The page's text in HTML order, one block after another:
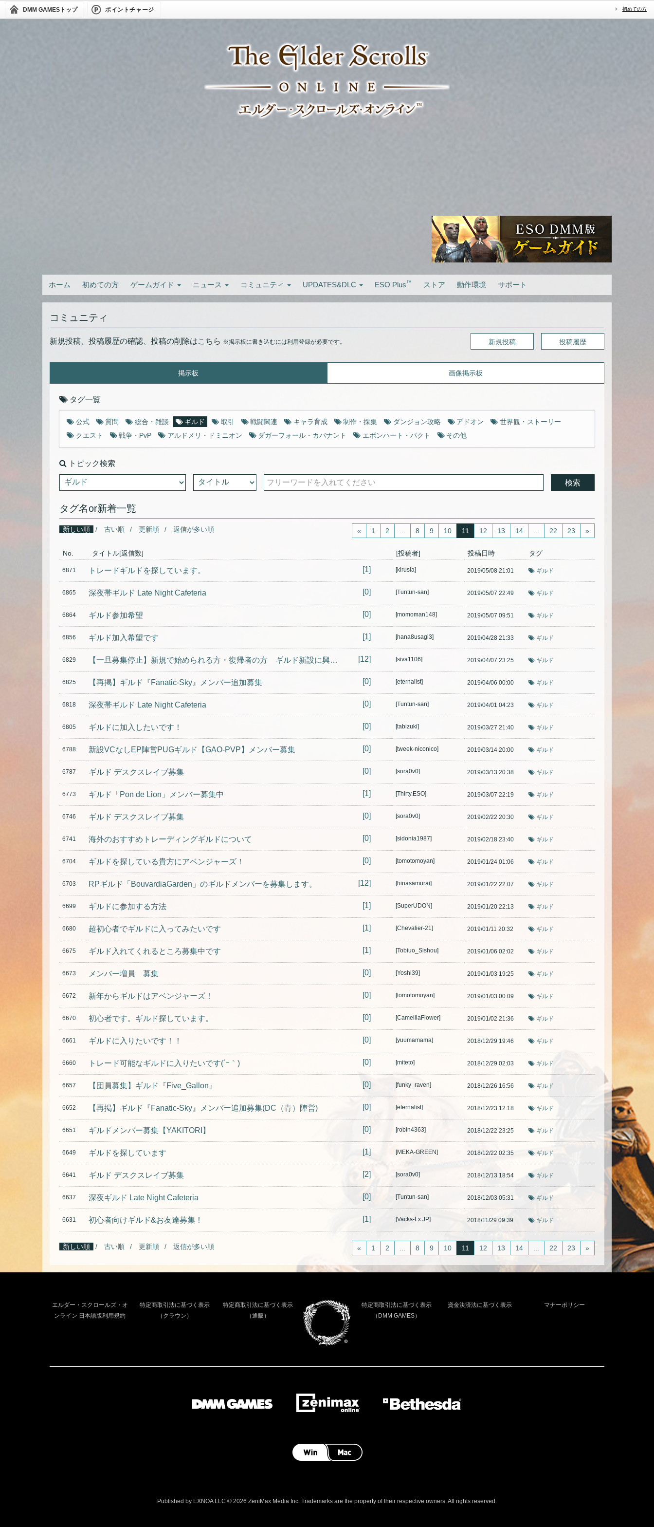
DMM GAMES トップ ポイントチャージ 初めての方
ホーム 初めての方 ゲームガイド ニュース コミュニティ UPDATES&DLC ESO Plus™ ストア 動作環境 サポート
コミュニティ
新規投稿、投稿履歴の確認、投稿の削除はこちら ※掲示板に書き込むには利用登録が必要です。 新規投稿 投稿履歴
掲示板 画像掲示板
タグ一覧
公式 質問 総合・雑談 ギルド 取引 戦闘関連 キャラ育成 制作・採集 ダンジョン攻略 アドオン
世界観・ストーリー
クエスト
戦争・PvP アルドメリ・ドミニオン ダガーフォール・カバナント エボンハート・パクト その他
トピック検索
タグ名or新着一覧
新しい順 古い順 更新順 返信が多い順 « 1 2 8 9 10 11 12 13 14 22 23 »
No. タイトル[返信数] [投稿者] 投稿日時 タグ
6871 トレードギルドを探しています。 [1] [kirusia] 2019/05/08 21:01 ギルド
6865 深夜帯ギルド Late Night Cafeteria [0] [Tuntun-san] 2019/05/07 22:49 ギルド
6864 ギルド参加希望 [0] [momoman148] 2019/05/07 09:51 ギルド
6856 ギルド加入希望です [1] [hana8usagi3] 2019/04/28 21:33 ギルド
6829 【一旦募集停止】新規で始められる方・復帰者の方 ギルド新設に興味ある方 [12] [siva1106] 2019/04/07 23:25 ギルド
6825 【再掲】ギルド『Fanatic-Sky』メンバー追加募集 [0] [eternalist] 2019/04/06 00:00 ギルド
6818 深夜帯ギルド Late Night Cafeteria [0] [Tuntun-san] 2019/04/01 04:23 ギルド
6805 ギルドに加入したいです！ [0] [tabizuki] 2019/03/27 21:40 ギルド
6788 新設VCなしEP陣営PUGギルド【GAO-PVP】メンバー募集 [0] [tweek-niconico] 2019/03/14 20:00 ギルド
6787 ギルド デスクスレイブ募集 [0] [sora0v0] 2019/03/13 20:38 ギルド
6773 ギルド「Pon de Lion」メンバー募集中 [1] [Thirty.ESO] 2019/03/07 22:19 ギルド
6746 ギルド デスクスレイブ募集 [0] [sora0v0] 2019/02/22 20:30 ギルド
6741 海外のおすすめトレーディングギルドについて [0] [sidonia1987] 2019/02/18 23:40 ギルド
6704 ギルドを探している貴方にアベンジャーズ！ [0] [tomotomoyan] 2019/01/24 01:06 ギルド
6703 RPギルド「BouvardiaGarden」のギルドメンバーを募集します。 [12] [hinasamurai] 2019/01/22 22:07 ギルド
6699 ギルドに参加する方法 [1] [SuperUDON] 2019/01/20 22:13 ギルド
6680 超初心者でギルドに入ってみたいです [1] [Chevalier-21] 2019/01/11 20:32 ギルド
6675 ギルド入れてくれるところ募集中です [1] [Tobiuo_Sishou] 2019/01/06 02:02 ギルド
6673 メンバー増員 募集 [0] [Yoshi39] 2019/01/03 19:25 ギルド
6672 新年からギルドはアベンジャーズ！ [0] [tomotomoyan] 2019/01/03 00:09 ギルド
6670 初心者です。ギルド探しています。 [0] [CamelliaFlower] 2019/01/02 21:36 ギルド
6661 ギルドに入りたいです！！ [0] [yuumamama] 2018/12/29 19:46 ギルド
6660 トレード可能なギルドに入りたいです(´ｰ｀) [0] [miteto] 2018/12/29 02:03 ギルド
6657 【団員募集】ギルド『Five_Gallon』 [0] [funky_raven] 2018/12/26 16:56 ギルド
6652 【再掲】ギルド『Fanatic-Sky』メンバー追加募集(DC（青）陣営) [0] [eternalist] 2018/12/23 12:18 ギルド
6651 ギルドメンバー募集【YAKITORI】 [0] [robin4363] 2018/12/22 23:25 ギルド
6649 ギルドを探しています [1] [MEKA-GREEN] 2018/12/22 02:35 ギルド
6641 ギルド デスクスレイブ募集 [2] [sora0v0] 2018/12/13 18:54 ギルド
6637 深夜ギルド Late Night Cafeteria [0] [Tuntun-san] 2018/12/03 05:31 ギルド
6631 初心者向けギルド&お友達募集！ [1] [Vacks-Lx.JP] 2018/11/29 09:39 ギルド
新しい順 古い順 更新順 返信が多い順 « 1 2 8 9 10 11 12 13 14 22 23 »
エルダー・スクロールズ・オ
ンライン 日本語版利用規約
特定商取引法に基づく表示
（クラウン）
特定商取引法に基づく表示
（通販）
特定商取引法に基づく表示
（DMM GAMES）
資金決済法に基づく表示 マナーポリシー
Published by EXNOA LLC © 2026 ZeniMax Media Inc. Trademarks are the property of their respective owners. All rights reserved.